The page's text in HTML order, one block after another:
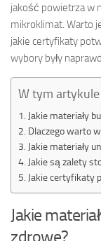
jakość powietrza w
mikroklimat. Warto
jakie certyfikaty
wybory były
W tym
Jakie materiały
Dlaczego warto
Jakie materiały
Jakie są zalety
Jakie certyfikaty
Jakie
zdrowe?